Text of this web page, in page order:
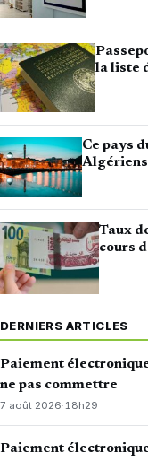
la liste
Ce pays
Taux
cours
DERNIERS ARTICLES
Paiement
ne pas commettre
7 août 2026· 18h29
Paiement